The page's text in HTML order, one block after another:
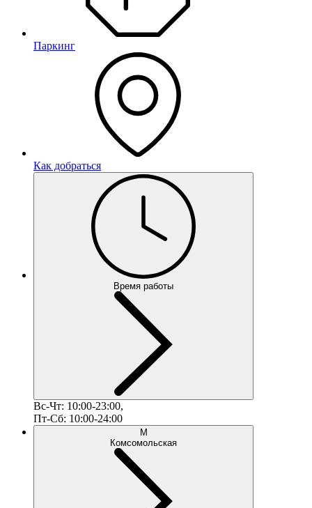
Паркинг
Как добраться
Время работы
Вс-Чт: 10:00-23:00,
Пт-Сб: 10:00-24:00
М
Комсомольская